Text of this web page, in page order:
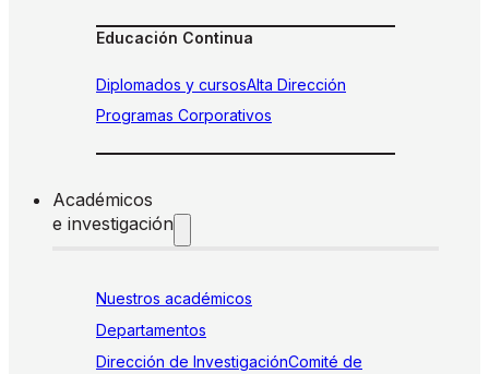
Educación Continua
Diplomados y cursosAlta Dirección
Programas Corporativos
Académicos
e investigación
Nuestros académicos
Departamentos
Dirección de InvestigaciónComité de